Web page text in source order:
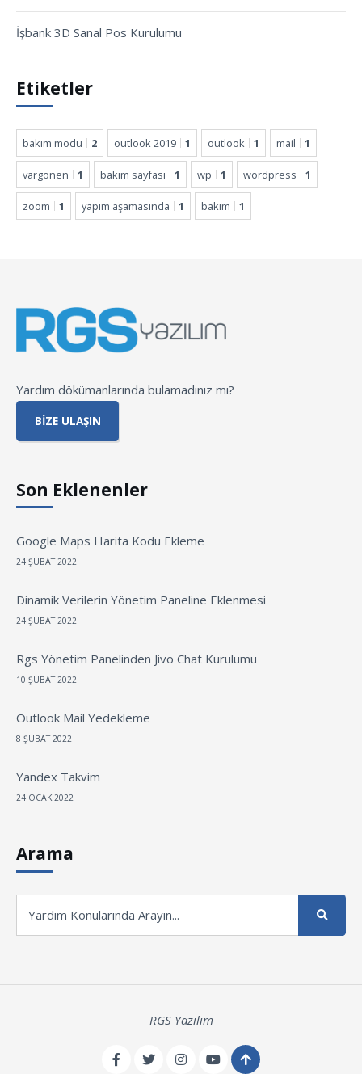
İşbank 3D Sanal Pos Kurulumu
Etiketler
bakım modu 2 outlook 2019 1 outlook 1 mail 1
vargonen 1 bakım sayfası 1 wp 1 wordpress 1
zoom 1 yapım aşamasında 1 bakım 1
Yardım dökümanlarında bulamadınız mı?
BIZE ULAŞIN
Son Eklenenler
Google Maps Harita Kodu Ekleme
24 ŞUBAT 2022
Dinamik Verilerin Yönetim Paneline Eklenmesi
24 ŞUBAT 2022
Rgs Yönetim Panelinden Jivo Chat Kurulumu
10 ŞUBAT 2022
Outlook Mail Yedekleme
8 ŞUBAT 2022
Yandex Takvim
24 OCAK 2022
Arama
RGS Yazılım